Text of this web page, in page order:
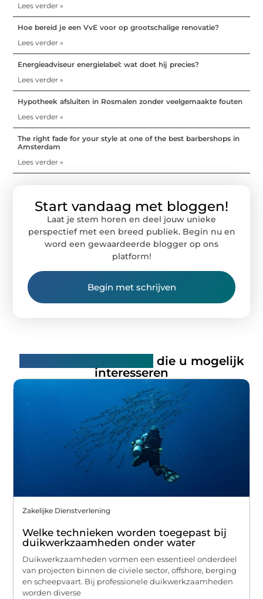
Lees verder »
Hoe bereid je een VvE voor op grootschalige renovatie?
Lees verder »
Energieadviseur energielabel: wat doet hij precies?
Lees verder »
Hypotheek afsluiten in Rosmalen zonder veelgemaakte fouten
Lees verder »
The right fade for your style at one of the best barbershops in
Amsterdam
Lees verder »
Start vandaag met bloggen!
Laat je stem horen en deel jouw unieke
perspectief met een breed publiek. Begin nu en
word een gewaardeerde blogger op ons
platform!
Begin met schrijven
die u mogelijk
interesseren
Zakelijke Dienstverlening
Welke technieken worden toegepast bij
duikwerkzaamheden onder water
Duikwerkzaamheden vormen een essentieel onderdeel
van projecten binnen de civiele sector, offshore, berging
en scheepvaart. Bij professionele duikwerkzaamheden
worden diverse